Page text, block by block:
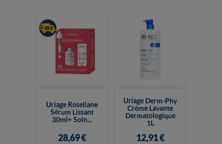
Uriage Roseliane
Sérum Lissant
30ml+ Soin...
28,69 €
Uriage Derm-Phy
Crème Lavante
Dermatologique
1L
12,91 €